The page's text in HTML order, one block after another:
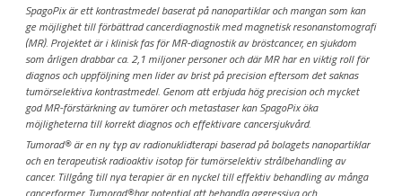
SpagoPix är ett kontrastmedel baserat på nanopartiklar och mangan som kan
ge möjlighet till förbättrad cancerdiagnostik med magnetisk resonanstomografi
(MR). Projektet är i klinisk fas för MR-diagnostik av bröstcancer, en sjukdom
som årligen drabbar ca. 2,1 miljoner personer och där MR har en viktig roll för
diagnos och uppföljning men lider av brist på precision eftersom det saknas
tumörselektiva kontrastmedel. Genom att erbjuda hög precision och mycket
god MR-förstärkning av tumörer och metastaser kan SpagoPix öka
möjligheterna till korrekt diagnos och effektivare cancersjukvård.
Tumorad® är en ny typ av radionuklidterapi baserad på bolagets nanopartiklar
och en terapeutisk radioaktiv isotop för tumörselektiv strålbehandling av
cancer. Tillgång till nya terapier är en nyckel till effektiv behandling av många
cancerformer. Tumorad®har potential att behandla aggressiva och